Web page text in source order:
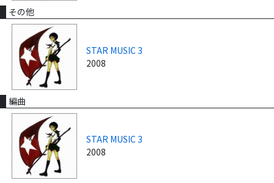
その他
STAR MUSIC 3
2008
編曲
STAR MUSIC 3
2008